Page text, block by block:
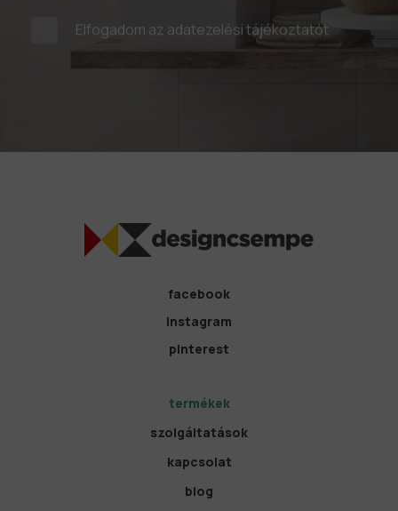
Elfogadom az adatezelési tájékoztatót
facebook
instagram
pinterest
termékek
szolgáltatások
kapcsolat
blog